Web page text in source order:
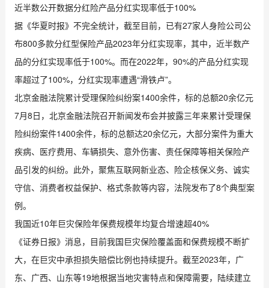
近半数公开数据分红险产品分红实现率低于100%
据《华夏时报》不完全统计，截至目前，已有27家人身险公司公
布800多款分红型保险产品2023年分红实现率，其中，近半数产
品的分红实现率低于100%。而在2022年，90%的产品分红实现
率超过了100%，分红实现率遭遇“滑铁卢”。
北京金融法院累计受理保险纠纷案1400余件，标的总额20余亿元
7月8日，北京金融法院召开新闻发布会并披露三年来累计受理保
险纠纷案件1400余件，标的总额达20余亿元，大部分案件为重大
疾病、医疗费用、车辆损失、意外伤害、责任保障等相关保险产
品引发的纠纷。此外，聚焦互联网新业态、险企核保义务、诚实
守信、消费者权益保护、格式条款等内容，法院发布了8个典型案
例。
我国近10年巨灾保险年保费规模年均复合增速超40%
《证券日报》消息，目前我国巨灾保险覆盖面和保费规模不断扩
大，在巨灾中承担损失赔偿比例也持续提升。截至2023年，广
东、广西、山东等19地根据当地灾害特点和保障需要，陆续建立